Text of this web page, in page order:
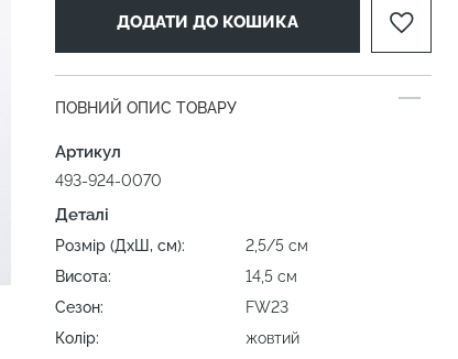
ДОДАТИ ДО КОШИКА
ПОВНИЙ ОПИС ТОВАРУ
Артикул
493-924-0070
Деталі
Розмір (ДхШ, см):
2,5/5 см
Висота:
14,5 см
Сезон:
FW23
Колір:
жовтий